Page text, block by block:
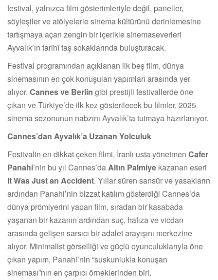
festival, yalnızca film gösterimleriyle değil, paneller,
söyleşiler ve atölyelerle sinema kültürünü derinlemesine
tartışmaya açan zengin bir içerikle sinemaseverleri
Ayvalık’ın tarihî taş sokaklarında buluşturacak.
Festival programından açıklanan ilk beş film, dünya
sinemasının en çok konuşulan yapımları arasında yer
alıyor. Cannes ve Berlin gibi prestijli festivallerde öne
çıkan ve Türkiye’de ilk kez gösterilecek bu filmler, 2025
sinema sezonunun nabzını Ayvalık’ta tutmaya hazırlanıyor.
Cannes’dan Ayvalık’a Uzanan Yolculuk
Festivalin en dikkat çeken filmi, İranlı usta yönetmen Cafer
Panahi’nin bu yıl Cannes’daAltın Palmiye kazanan eseri
It Was Just an Accident. Yıllar süren sansür ve yasakların
ardından Panahi’nin bizzat katılım gösterdiği Cannes’da
dünya prömiyerini yapan film, sıradan bir kasabada
yaşanan bir kazanın ardından suç, hafıza ve vicdan
arasında gelişen sarsıcı bir adalet arayışını merkezine
alıyor. Minimalist görselliği ve güçlü oyunculuklarıyla öne
çıkan yapım, Panahi’nin “suskunlukla konuşan
sineması”nın en çarpıcı örneklerinden biri.